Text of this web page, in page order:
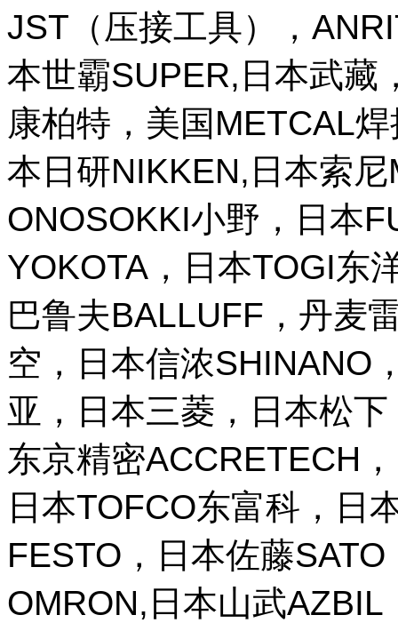
JST（压接工具），
本世霸SUPER,日本武藏
康柏特，美国METCAL
本日研NIKKEN,日本索
ONOSOKKI小野，日本
YOKOTA，日本TOGI东
巴鲁夫BALLUFF，丹麦
空，日本信浓SHINANO
亚，日本三菱，日本松
东京精密ACCRETECH
日本TOFCO东富科，日
FESTO，日本佐藤
OMRON,日本山武